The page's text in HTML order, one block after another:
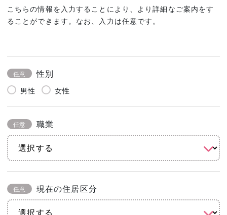
こちらの情報を入力することにより、より詳細なご案内をす
ることができます。なお、入力は任意です。
任意 性別
男性 女性
任意 職業
任意 現在の住居区分